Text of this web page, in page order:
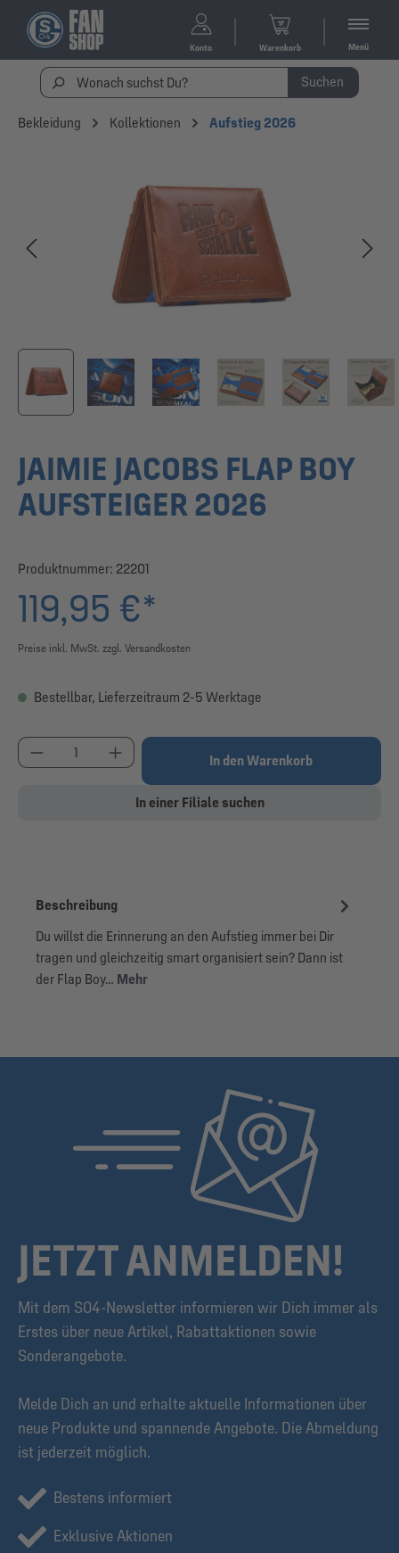
Konto Warenkorb Menü
Suchen
Bekleidung Kollektionen Aufstieg 2026
JAIMIE JACOBS FLAP BOY
AUFSTEIGER 2026
Produktnummer: 22201
119,95 €*
Preise inkl. MwSt. zzgl. Versandkosten
Bestellbar, Lieferzeitraum 2-5 Werktage
Produkt Anzahl: Gib den gewünschten Wert ein
In den Warenkorb
In einer Filiale suchen
Beschreibung
Du willst die Erinnerung an den Aufstieg immer bei Dir
tragen und gleichzeitig smart organisiert sein? Dann ist
der Flap Boy… Mehr
JETZT ANMELDEN!
Mit dem S04-Newsletter informieren wir Dich immer als
Erstes über neue Artikel, Rabattaktionen sowie
Sonderangebote.
Melde Dich an und erhalte aktuelle Informationen über
neue Produkte und spannende Angebote. Die Abmeldung
ist jederzeit möglich.
Bestens informiert
Exklusive Aktionen